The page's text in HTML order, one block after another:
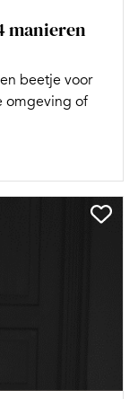
manieren
beetje voor
omgeving of